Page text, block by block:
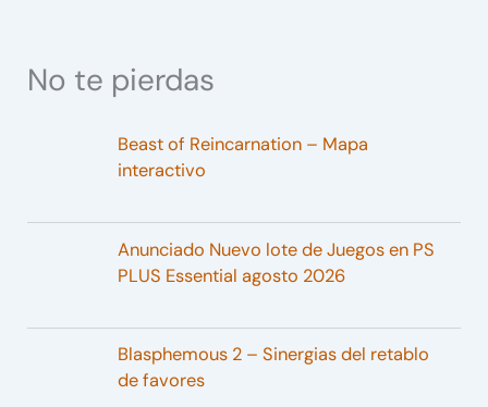
No te pierdas
Beast of Reincarnation – Mapa
interactivo
Anunciado Nuevo lote de Juegos en PS
PLUS Essential agosto 2026
Blasphemous 2 – Sinergias del retablo
de favores